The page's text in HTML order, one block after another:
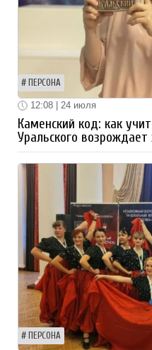
ПЕРСОНА
12:08 | 24 июля
Каменский код: как
Уральского
ПЕРСОНА